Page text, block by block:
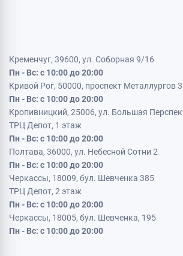
Кременчуг, 39600, ул. Соборная 9/16
Пн - Вс: с 10:00 до 20:00
Кривой Рог, 50000, проспект Металлургов 33